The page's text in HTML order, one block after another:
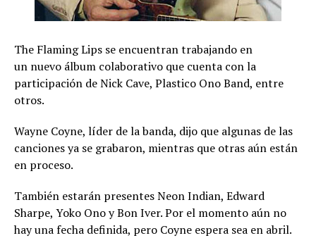
The Flaming Lips se encuentran trabajando en
un nuevo álbum colaborativo que cuenta con la
participación de Nick Cave, Plastico Ono Band, entre
otros.
Wayne Coyne, líder de la banda, dijo que algunas de las
canciones ya se grabaron, mientras que otras aún están
en proceso.
También estarán presentes Neon Indian, Edward
Sharpe, Yoko Ono y Bon Iver. Por el momento aún no
hay una fecha definida, pero Coyne espera sea en abril.